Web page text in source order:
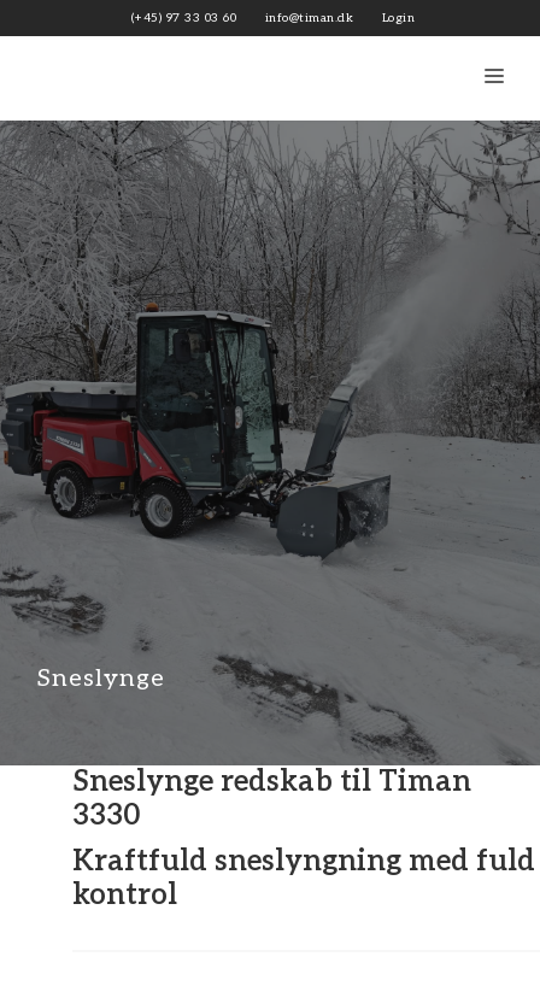
til
(+45) 97 33 03 60 info@timan.dk Login
Sneslynge
Sneslynge redskab til Timan
3330
Kraftfuld sneslyngning med fuld
kontrol